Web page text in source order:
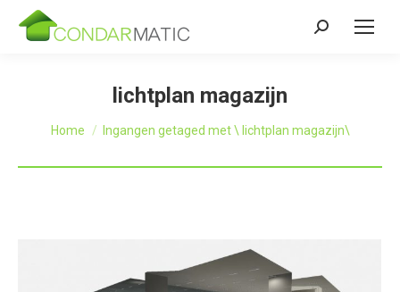
Zoeken:
lichtplan magazijn
Je bent hier:
Home Ingangen getaged met \ lichtplan magazijn\